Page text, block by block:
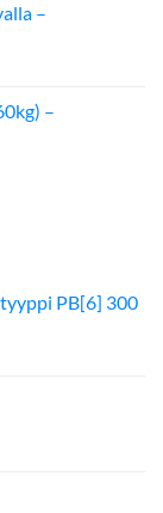
–
–
PB[6] 300